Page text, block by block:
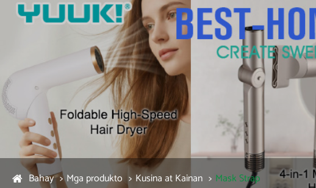
Bahay Mga produkto Kusina at Kainan Mask Strap